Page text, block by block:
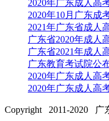
2020年广东成人高
2020年10月广东成
2021年广东省成人
广东省2020年成人
广东省2021年成人
广东教育考试院公
2020年广东成人高
2020年广东成人高
Copyright 2011-2020 广